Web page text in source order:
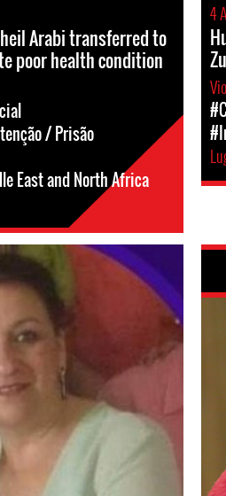
Arabi transferred to
poor health condition
/ Prisão
East and North Africa
4